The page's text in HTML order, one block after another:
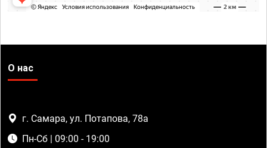
О нас
г. Самара, ул. Потапова, 78а
Пн-Сб | 09:00 - 19:00